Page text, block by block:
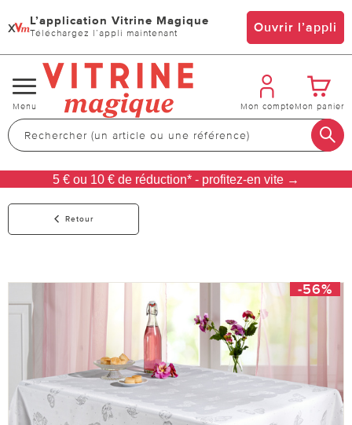
x L’application Vitrine Magique
Téléchargez l’appli maintenant Ouvrir l’appli
Changer
de
navigation
Menu Mon compteMon panier
5 € ou 10 € de réduction* - profitez-en vite →
Retour
-56%